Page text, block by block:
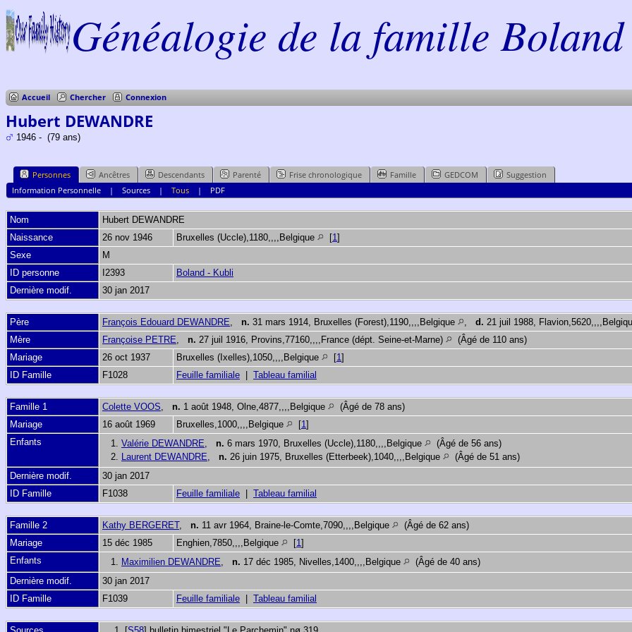
Généalogie de la famille
Accueil Chercher Connexion
Hubert DEWANDRE
1946 - (79 ans)
Personnes Ancêtres Descendants Parenté Frise chronologique Famille GEDCOM
Suggestion
Information Personnelle| Sources| Tous| PDF
Nom Hubert DEWANDRE
Naissance
26 nov 1946 Bruxelles (Uccle),1180,,,,Belgique [1]
Sexe
M
ID personne
I2393
Boland - Kubli
Dernière modif.
30 jan 2017
Père François Edouard DEWANDRE, n. 31 mars 1914, Bruxelles (Forest),1190,,,,Belgique , d. 21 juil 1988,
Mère
Françoise PETRE, n. 27 juil 1916, Provins,77160,,,,France (dépt. Seine-et-Marne)
(Âgé de 110 ans)
Mariage
26 oct 1937 Bruxelles (Ixelles),1050,,,,Belgique [1]
ID Famille
F1028 Feuille familiale Tableau familial
Famille 1 Colette VOOS, n. 1 août 1948, Olne,4877,,,,Belgique
(Âgé de 78 ans)
Mariage
16 août 1969 Bruxelles,1000,,,,Belgique [1]
Enfants
1. Valérie DEWANDRE, n. 6 mars 1970, Bruxelles (Uccle),1180,,,,Belgique
(Âgé de 56 ans)
2. Laurent DEWANDRE, n. 26 juin 1975, Bruxelles (Etterbeek),1040,,,,Belgique
(Âgé de 51 ans)
Dernière modif.
30 jan 2017
ID Famille
F1038 Feuille familiale Tableau familial
Famille 2 Kathy BERGERET, n. 11 avr 1964, Braine-le-Comte,7090,,,,Belgique
(Âgé de 62 ans)
Mariage
15 déc 1985 Enghien,7850,,,,Belgique [1]
Enfants
1. Maximilien DEWANDRE, n. 17 déc 1985, Nivelles,1400,,,,Belgique
(Âgé de 40 ans)
Dernière modif.
30 jan 2017
ID Famille
F1039 Feuille familiale Tableau familial